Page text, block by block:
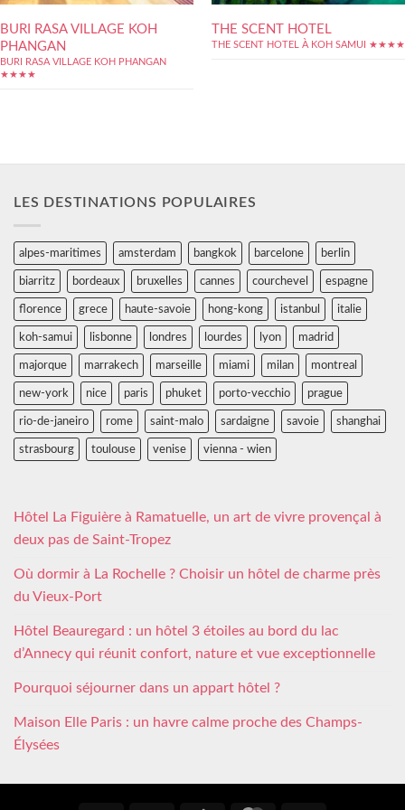
BURI RASA VILLAGE KOH
PHANGAN
BURI RASA VILLAGE KOH PHANGAN
★★★★
THE SCENT HOTEL
THE SCENT HOTEL À KOH SAMUI ★★★★
LES DESTINATIONS POPULAIRES
alpes-maritimes amsterdam bangkok barcelone berlin
biarritz bordeaux bruxelles cannes courchevel espagne
florence grece haute-savoie hong-kong istanbul italie
koh-samui lisbonne londres lourdes lyon madrid
majorque marrakech marseille miami milan montreal
new-york nice paris phuket porto-vecchio prague
rio-de-janeiro rome saint-malo sardaigne savoie shanghai
strasbourg toulouse venise vienna - wien
Hôtel La Figuière à Ramatuelle, un art de vivre provençal à
deux pas de Saint-Tropez
Où dormir à La Rochelle ? Choisir un hôtel de charme près
du Vieux-Port
Hôtel Beauregard : un hôtel 3 étoiles au bord du lac
d’Annecy qui réunit confort, nature et vue exceptionnelle
Pourquoi séjourner dans un appart hôtel ?
Maison Elle Paris : un havre calme proche des Champs-
Élysées